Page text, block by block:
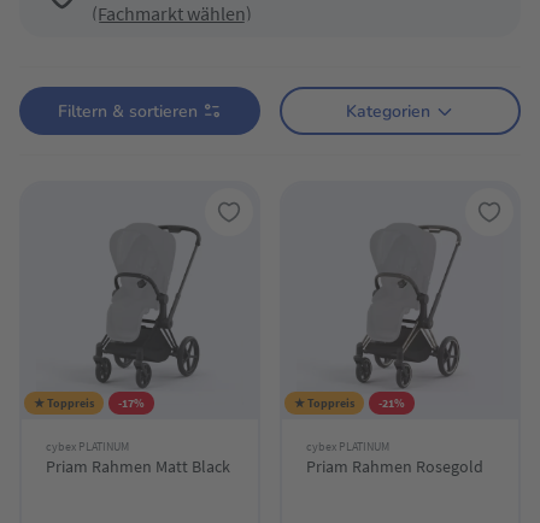
(Fachmarkt wählen)
Filtern & sortieren Kategorien
★ Toppreis -17%
cybex PLATINUM
Priam Rahmen Matt Black
★ Toppreis -21%
cybex PLATINUM
Priam Rahmen Rosegold